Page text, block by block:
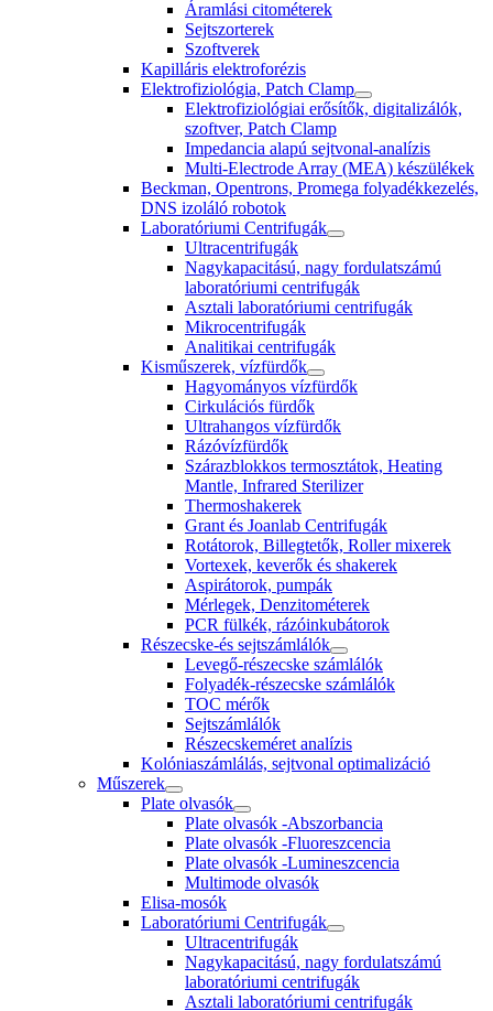
Áramlási citométerek
Sejtszorterek
Szoftverek
Kapilláris elektroforézis
Elektrofiziológia, Patch Clamp
Elektrofiziológiai erősítők, digitalizálók,
szoftver, Patch Clamp
Impedancia alapú sejtvonal-analízis
Multi-Electrode Array (MEA) készülékek
Beckman, Opentrons, Promega folyadékkezelés,
DNS izoláló robotok
Laboratóriumi Centrifugák
Ultracentrifugák
Nagykapacitású, nagy fordulatszámú
laboratóriumi centrifugák
Asztali laboratóriumi centrifugák
Mikrocentrifugák
Analitikai centrifugák
Kisműszerek, vízfürdők
Hagyományos vízfürdők
Cirkulációs fürdők
Ultrahangos vízfürdők
Rázóvízfürdők
Szárazblokkos termosztátok, Heating
Mantle, Infrared Sterilizer
Thermoshakerek
Grant és Joanlab Centrifugák
Rotátorok, Billegtetők, Roller mixerek
Vortexek, keverők és shakerek
Aspirátorok, pumpák
Mérlegek, Denzitométerek
PCR fülkék, rázóinkubátorok
Részecske-és sejtszámlálók
Levegő-részecske számlálók
Folyadék-részecske számlálók
TOC mérők
Sejtszámlálók
Részecskeméret analízis
Kolóniaszámlálás, sejtvonal optimalizáció
Műszerek
Plate olvasók
Plate olvasók -Abszorbancia
Plate olvasók -Fluoreszcencia
Plate olvasók -Lumineszcencia
Multimode olvasók
Elisa-mosók
Laboratóriumi Centrifugák
Ultracentrifugák
Nagykapacitású, nagy fordulatszámú
laboratóriumi centrifugák
Asztali laboratóriumi centrifugák